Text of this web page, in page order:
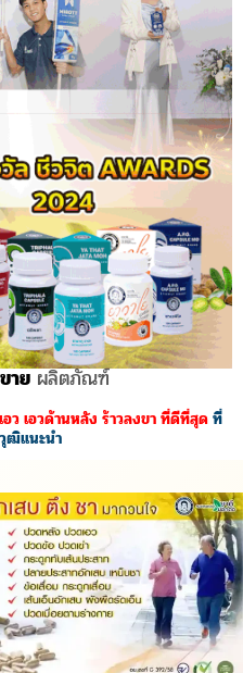
ขายผลิตภัณฑ์
ว เอวด้านหลัง ร้าวลงขา ที่ดีที่สุดที่
ฒิแนะนำ